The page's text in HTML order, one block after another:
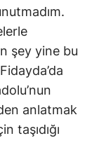
şey yine bu
anlatmak
taşıdığı